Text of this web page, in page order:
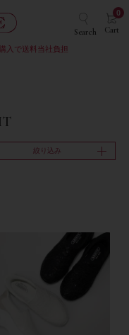
Search Cart
0
入で送料当社負担
絞り込み